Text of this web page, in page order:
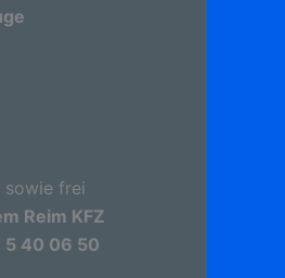
sowie frei
Reim KFZ
5 40 06 50